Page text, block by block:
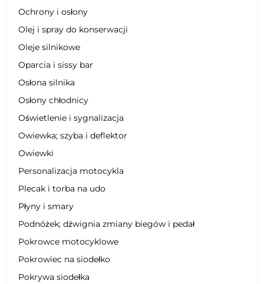
Ochrony i osłony
Olej i spray do konserwacji
Oleje silnikowe
Oparcia i sissy bar
Osłona silnika
Osłony chłodnicy
Oświetlenie i sygnalizacja
Owiewka; szyba i deflektor
Owiewki
Personalizacja motocykla
Plecak i torba na udo
Płyny i smary
Podnóżek; dźwignia zmiany biegów i pedał
Pokrowce motocyklowe
Pokrowiec na siodełko
Pokrywa siodełka